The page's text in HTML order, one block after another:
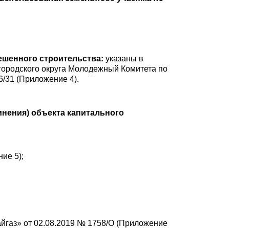
строительства: указаны в
округа Молодежный Комитета по
31 (Приложение 4).
объекта капитального
5);
от 02.08.2019 № 1758/О (Приложение